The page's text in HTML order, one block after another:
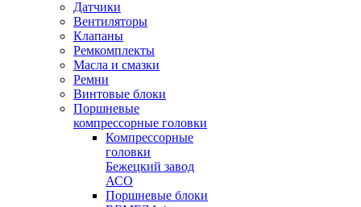
Датчики
Вентиляторы
Клапаны
Ремкомплекты
Масла и смазки
Ремни
Винтовые блоки
Поршневые
компрессорные головки
Компрессорные
головки
Бежецкий завод
АСО
Поршневые блоки